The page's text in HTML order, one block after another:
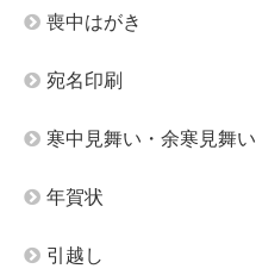
喪中はがき
宛名印刷
寒中見舞い・余寒見舞い
年賀状
引越し